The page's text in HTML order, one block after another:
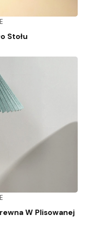
Stołu
W Plisowanej